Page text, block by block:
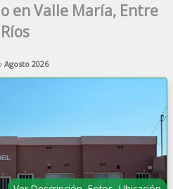
en Valle María, Entre
Ríos
Agosto 2026